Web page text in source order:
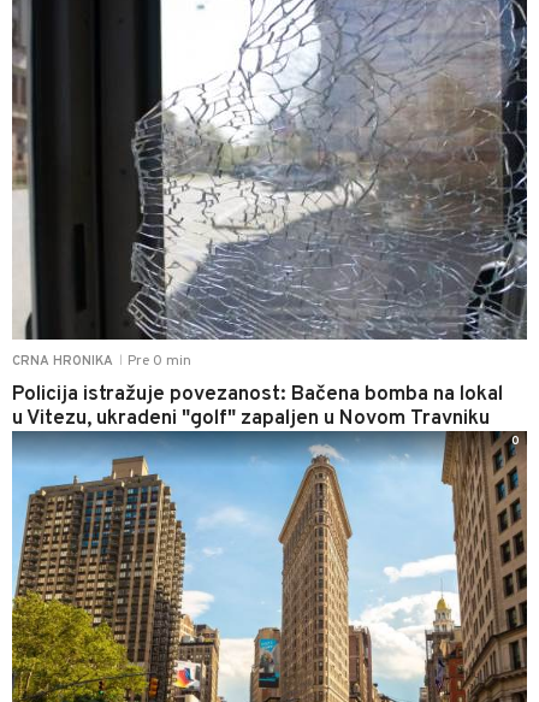
CRNA HRONIKA Pre 0 min
Policija istražuje povezanost: Bačena bomba na lokal
u Vitezu, ukradeni "golf" zapaljen u Novom Travniku
0